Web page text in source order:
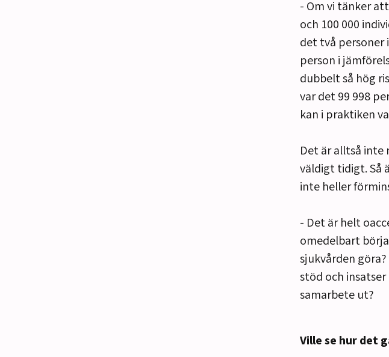
- Om vi tänker
och 100 000
det två personer
person i
dubbelt så hög
var det 99 998
kan i praktiken
Det är alltså inte
väldigt tidigt. Så
inte heller
- Det är helt
omedelbart
sjukvården
stöd och
samarbete ut?
Ville se hur det